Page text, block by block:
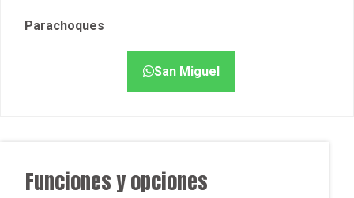
Parachoques
San Miguel
Funciones y opciones